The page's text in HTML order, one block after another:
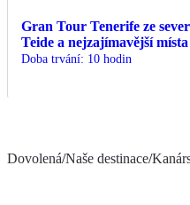
Gran Tour Tenerife ze
Teide a nejzajímavější
Doba trvání: 10 hodin
Dovolená/Naše destinace/